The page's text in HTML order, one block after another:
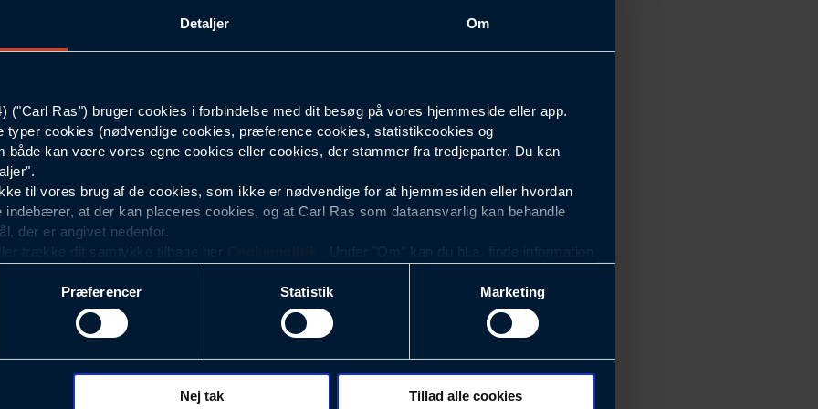
Detaljer Om
("Carl Ras") bruger cookies i forbindelse med dit besøg på vores hjemmeside eller app.
typer cookies (nødvendige cookies, præference cookies, statistikcookies og
både kan være vores egne cookies eller cookies, der stammer fra tredjeparter. Du kan
til vores brug af de cookies, som ikke er nødvendige for at hjemmesiden eller hvordan
indebærer, at der kan placeres cookies, og at Carl Ras som dataansvarlig kan behandle
der er angivet nedenfor.
trække dit samtykke tilbage her
. Under "Om" kan du bl.a. finde information
med det formål at optimere design, brugervenlighed og effektiviteten af vores
analyser af, hvilke oplysninger der er mest populære, og som derfor skal være nemme at
hvad der klikkes på, sider/indhold der besøges, browsertype, søgeord, IP-adresse,
(computer, smartphone mv.) samt de features, der anvendes.
Præferencer Statistik Marketing
Nej tak Tillad alle cookies
Sort